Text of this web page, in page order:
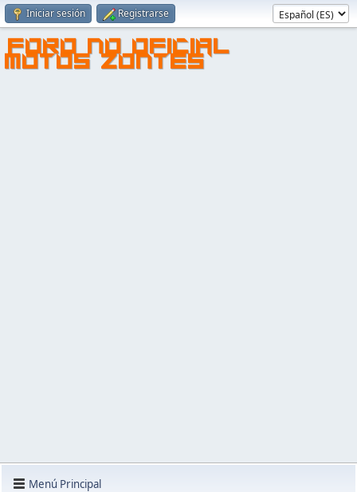
Iniciar sesión Registrarse
FORO NO OFICIAL
MOTOS ZONTES
Menú Principal